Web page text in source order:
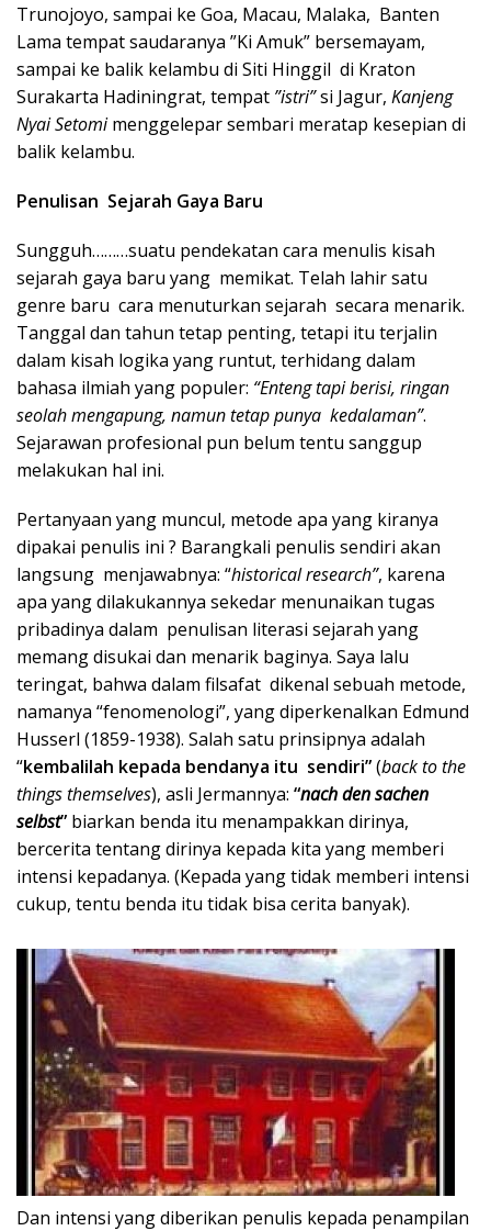
Trunojoyo, sampai ke Goa, Macau, Malaka, Banten
Lama tempat saudaranya ”Ki Amuk” bersemayam,
sampai ke balik kelambu di Siti Hinggil di Kraton
Surakarta Hadiningrat, tempat ”istri”si Jagur, Kanjeng
Nyai Setomimenggelepar sembari meratap kesepian di
balik kelambu.
Penulisan Sejarah Gaya Baru
Sungguh………suatu pendekatan cara menulis kisah
sejarah gaya baru yang memikat. Telah lahir satu
genre baru cara menuturkan sejarah secara menarik.
Tanggal dan tahun tetap penting, tetapi itu terjalin
dalam kisah logika yang runtut, terhidang dalam
bahasa ilmiah yang populer: “Enteng tapi berisi, ringan
seolah mengapung, namun tetap punya kedalaman”.
Sejarawan profesional pun belum tentu sanggup
melakukan hal ini.
Pertanyaan yang muncul, metode apa yang kiranya
dipakai penulis ini ? Barangkali penulis sendiri akan
langsung menjawabnya: “historical research”, karena
apa yang dilakukannya sekedar menunaikan tugas
pribadinya dalam penulisan literasi sejarah yang
memang disukai dan menarik baginya. Saya lalu
teringat, bahwa dalam filsafat dikenal sebuah metode,
namanya “fenomenologi”, yang diperkenalkan Edmund
Husserl (1859-1938). Salah satu prinsipnya adalah
“kembalilah kepada bendanya itu sendiri”(back to the
things themselves), asli Jermannya: “nach den sachen
selbst” biarkan benda itu menampakkan dirinya,
bercerita tentang dirinya kepada kita yang memberi
intensi kepadanya. (Kepada yang tidak memberi intensi
cukup, tentu benda itu tidak bisa cerita banyak).
Dan intensi yang diberikan penulis kepada penampilan